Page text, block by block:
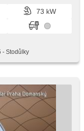
Vorderscheiben,
Bordcomputer,
Lichtsensor,
73 kW
- Stodůlky